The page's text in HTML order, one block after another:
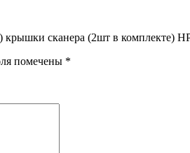
сканера (2шт в комплекте)
помечены *